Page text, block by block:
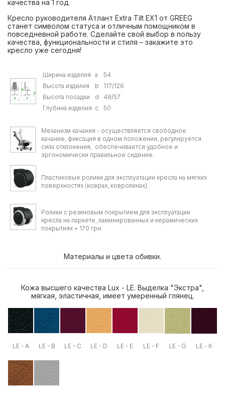
качества на 1 год.
Кресло руководителя Атлант Extra Tilt EX1 от GREEG
станет символом статуса и отличным помощником в
повседневной работе. Сделайте свой выбор в пользу
качества, функциональности и стиля – закажите это
кресло уже сегодня!
Ширина изделия a
54
Высота изделия
b
117/126
Высота посадки
d
48/57
Глубина изделия c 50
Механизм качания - осуществляется свободное
качание, фиксация в одном положении, регулируется
сила отклонения, обеспечивается удобное и
эргономически правильное сидение.
Пластиковые ролики для эксплуатации кресла на мягких
поверхностях (коврах, ковролинах).
Ролики с резиновым покрытием для эксплуатации
кресла на паркете, ламинированных и керамических
покрытиях + 170 грн.
Материалы и цвета обивки.
Кожа высшего качества Lux - LE. Выделка "Экстра",
мягкая, эластичная, имеет умеренный глянец.
LE - A LE - B LE - C LE - D LE - E LE - F LE - G LE - К